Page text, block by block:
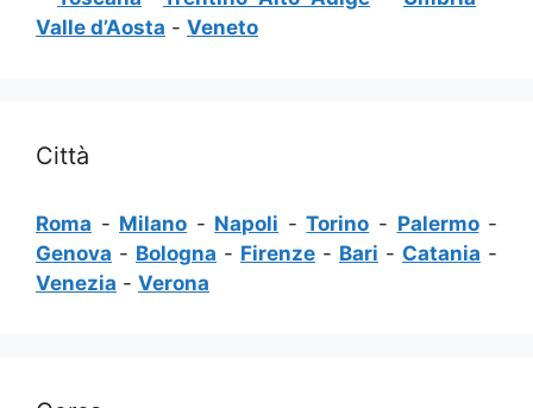
Valle d’Aosta - Veneto
Città
Roma - Milano - Napoli -Torino - Palermo-
Genova - Bologna - Firenze - Bari - Catania -
Venezia - Verona